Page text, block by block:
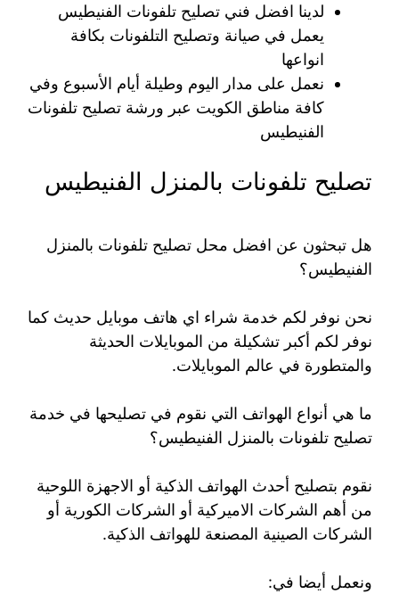
لدينا افضل فني تصليح تلفونات الفنيطيس
يعمل في صيانة وتصليح التلفونات بكافة
انواعها
نعمل على مدار اليوم وطيلة أيام الأسبوع وفي
كافة مناطق الكويت عبر ورشة تصليح تلفونات
الفنيطيس
تصليح تلفونات بالمنزل الفنيطيس
هل تبحثون عن افضل محل تصليح تلفونات بالمنزل
الفنيطيس؟
نحن نوفر لكم خدمة شراء اي هاتف موبايل حديث كما
نوفر لكم أكبر تشكيلة من الموبايلات الحديثة
والمتطورة في عالم الموبايلات.
ما هي أنواع الهواتف التي نقوم في تصليحها في خدمة
تصليح تلفونات بالمنزل الفنيطيس؟
نقوم بتصليح أحدث الهواتف الذكية أو الاجهزة اللوحية
من أهم الشركات الاميركية أو الشركات الكورية أو
الشركات الصينية المصنعة للهواتف الذكية.
ونعمل أيضا في: